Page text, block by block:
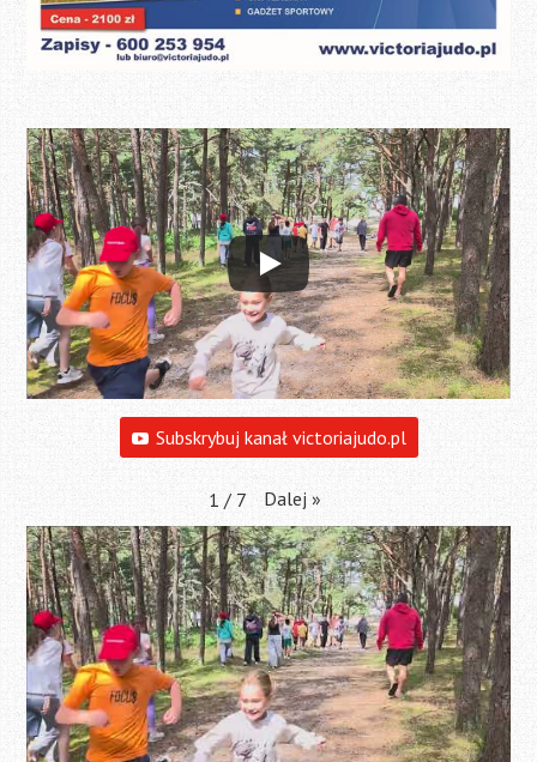
Subskrybuj kanał victoriajudo.pl
1 / 7 Dalej »